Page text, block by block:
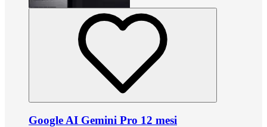
Google AI Gemini Pro 12 mesi